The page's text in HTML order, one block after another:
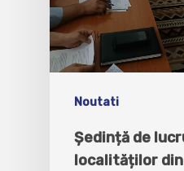
Noutati
Ședință de
localităților